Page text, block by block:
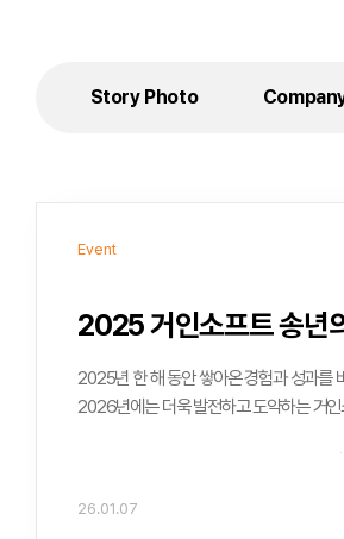
Story Photo
Event
2025 거인소프트 송년
2025년 한 해 동안 쌓아온 경험과 성과를
2026년에는 더욱 발전하고 도약하는 거
26.01.07